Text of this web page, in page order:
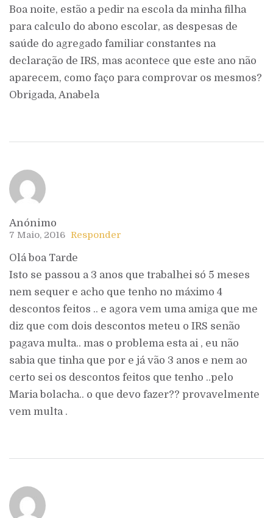
Boa noite, estão a pedir na escola da minha filha
para calculo do abono escolar, as despesas de
saúde do agregado familiar constantes na
declaração de IRS, mas acontece que este ano não
aparecem, como faço para comprovar os mesmos?
Obrigada, Anabela
Anónimo
7 Maio, 2016 Responder
Olá boa Tarde
Isto se passou a 3 anos que trabalhei só 5 meses
nem sequer e acho que tenho no máximo 4
descontos feitos .. e agora vem uma amiga que me
diz que com dois descontos meteu o IRS senão
pagava multa.. mas o problema esta ai , eu não
sabia que tinha que por e já vão 3 anos e nem ao
certo sei os descontos feitos que tenho ..pelo
Maria bolacha.. o que devo fazer?? provavelmente
vem multa .